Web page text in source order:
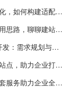
适配 AI 检索的品牌信息源
聊建站容易忽视的问题
与项目落地避坑经验分享
企业打通线上经营渠道
力企业全域线上经营